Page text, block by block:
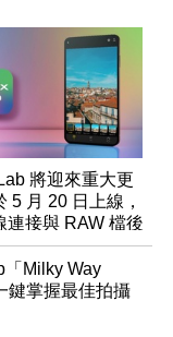
將迎來重大更
5 月 20 日上線，
連接與 RAW 檔後
Milky Way
鍵掌握最佳拍攝